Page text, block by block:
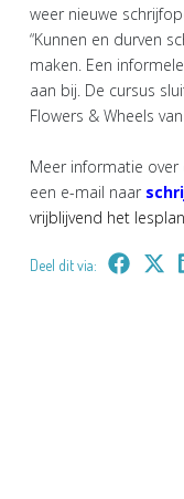
weer nieuwe
“Kunnen en durven
maken. Een
aan bij. De cursus
Flowers & Wheels
Meer informatie over
een e-mail naar
vrijblijvend het lesplan
Deel dit via: